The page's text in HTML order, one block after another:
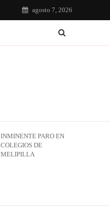
agosto 7, 2026
INMINENTE PARO EN
COLEGIOS DE
MELIPILLA